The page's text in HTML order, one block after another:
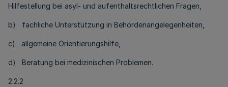
Hilfestellung bei asyl- und aufenthaltsrechtlichen Fragen,
b) fachliche Unterstützung in Behördenangelegenheiten,
c) allgemeine Orientierungshilfe,
d) Beratung bei medizinischen Problemen.
2.2.2